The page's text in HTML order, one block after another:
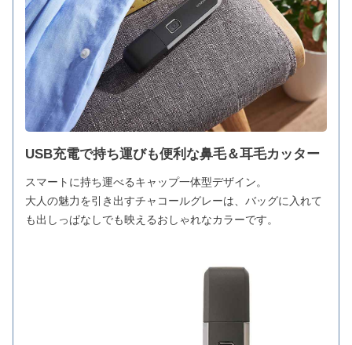
USB充電で持ち運びも便利な鼻毛＆耳毛カッター
スマートに持ち運べるキャップ一体型デザイン。
大人の魅力を引き出すチャコールグレーは、バッグに入れて
も出しっぱなしでも映えるおしゃれなカラーです。